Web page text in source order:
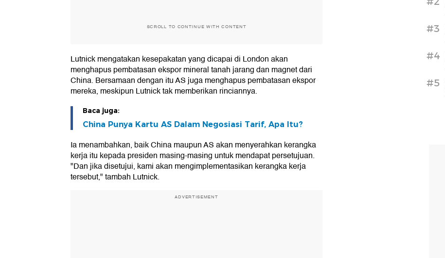
SCROLL TO CONTINUE WITH CONTENT
Lutnick mengatakan kesepakatan yang dicapai di London akan
menghapus pembatasan ekspor mineral tanah jarang dan magnet dari
China. Bersamaan dengan itu AS juga menghapus pembatasan ekspor
mereka, meskipun Lutnick tak memberikan rinciannya.
Baca juga:
China Punya Kartu AS Dalam Negosiasi Tarif, Apa Itu?
Ia menambahkan, baik China maupun AS akan menyerahkan kerangka
kerja itu kepada presiden masing-masing untuk mendapat persetujuan.
"Dan jika disetujui, kami akan mengimplementasikan kerangka kerja
tersebut," tambah Lutnick.
ADVERTISEMENT
#3
#4
#5